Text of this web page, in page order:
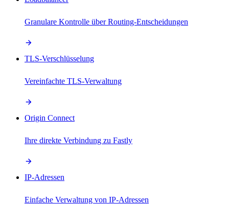
Granulare Kontrolle über Routing-Entscheidungen
TLS-Verschlüsselung
Vereinfachte TLS-Verwaltung
Origin Connect
Ihre direkte Verbindung zu Fastly
IP-Adressen
Einfache Verwaltung von IP-Adressen